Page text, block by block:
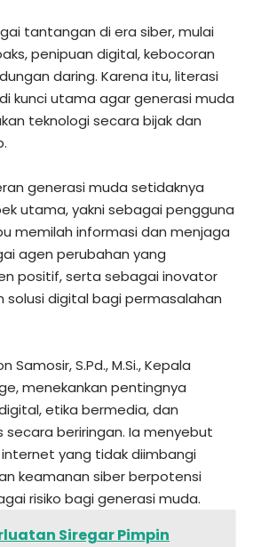
tantangan di era siber, mulai
penipuan digital, kebocoran
daring. Karena itu, literasi
kunci utama agar generasi muda
teknologi secara bijak dan
generasi muda setidaknya
utama, yakni sebagai pengguna
memilah informasi dan menjaga
agen perubahan yang
positif, serta sebagai inovator
solusi digital bagi permasalahan
Samosir, S.Pd., M.Si., Kepala
menekankan pentingnya
etika bermedia, dan
beriringan. Ia menyebut
yang tidak diimbangi
keamanan siber berpotensi
risiko bagi generasi muda.
Siregar Pimpin